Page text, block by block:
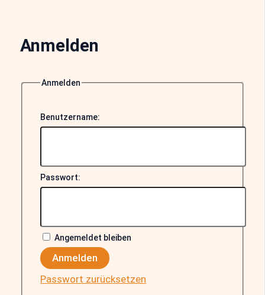
Anmelden
Anmelden
Benutzername:
Passwort:
Angemeldet bleiben
Anmelden
Passwort zurücksetzen